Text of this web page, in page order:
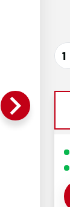
keyboard_arrow_right
1